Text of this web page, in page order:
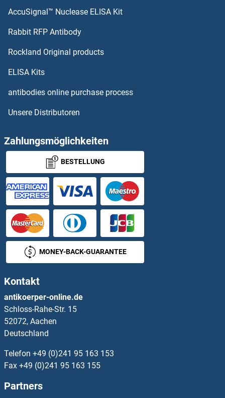
Hemopexin ELISA Kits
HEPACAM ELISA Kits
Heparan Sulfate 6-O-Sulfotransferase 1 ELISA Kits
Heparan Sulphate Protoglycans ELISA Kits
Hepatitis A Virus Cellular Receptor 1 ELISA Kits
Hepatitis B Virus E Antigen ELISA Kits
Hepcidin ELISA Kits
HERPUD1 ELISA Kits
HERPUD2 ELISA Kits
AccuSignal™ Nuclease ELISA Kit
Rabbit RFP Antibody
Rockland Original products
ELISA Kits
antibodies online purchase process
Unsere Distributoren
Zahlungsmöglichkeiten
BESTELLUNG
MONEY-BACK-GUARANTEE
Kontakt
antikoerper-online.de
Schloss-Rahe-Str. 15
52072, Aachen
Deutschland
Telefon +49 (0)241 95 163 153
Fax +49 (0)241 95 163 155
Partners